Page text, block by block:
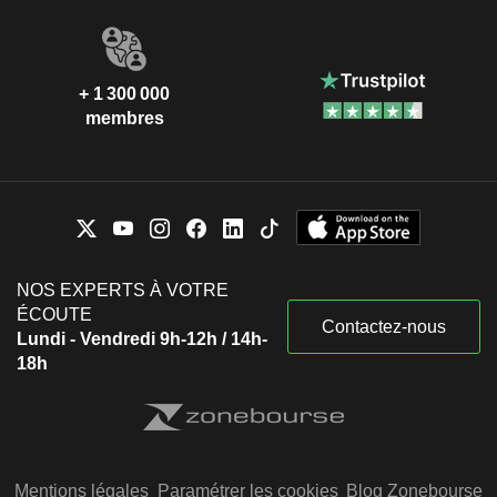
+ 1 300 000
membres
NOS EXPERTS À VOTRE
ÉCOUTE
Lundi - Vendredi 9h-12h / 14h-
18h
Contactez-nous
Mentions légales Paramétrer les cookies Blog Zonebourse